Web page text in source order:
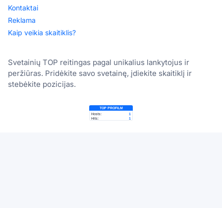
Kontaktai
Reklama
Kaip veikia skaitiklis?
Svetainių TOP reitingas pagal unikalius lankytojus ir
peržiūras. Pridėkite savo svetainę, įdiekite skaitiklį ir
stebėkite pozicijas.